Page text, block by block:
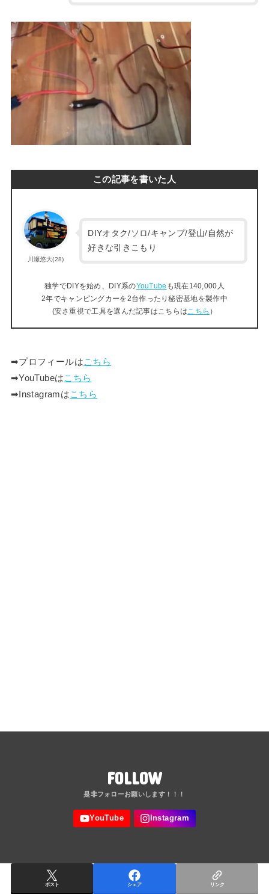
この記事を書いた人
川瀬悠大(28)
DIYオタク/ソロ/キャンプ/登山/自然が
好きな引きこもり
独学でDIYを始め、DIY系のYouTube も現在140,000人
2年でキャンピングカーを2台作ったり秘密基地を製作中
(安さ重視で工具を選んだ記事はこちらは こちら ）
➡︎プロフィールはこちら
➡︎YouTubeはこちら
➡︎Instagramはこちら
FOLLOW
ポスト シェア リンク